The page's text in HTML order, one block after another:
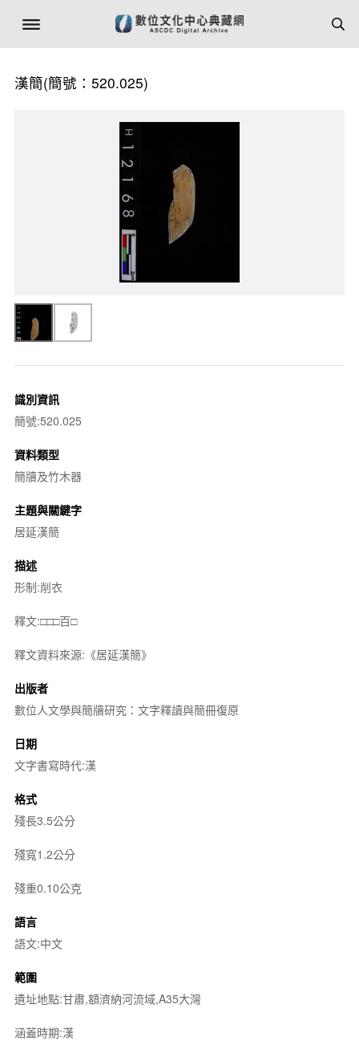
漢簡(簡號：520.025)
識別資訊
簡號:520.025
資料類型
簡牘及竹木器
主題與關鍵字
居延漢簡
描述
形制:削衣
釋文:□□□百□
釋文資料來源:《居延漢簡》
出版者
數位人文學與簡牘研究：文字釋讀與簡冊復原
日期
文字書寫時代:漢
格式
殘長3.5公分
殘寬1.2公分
殘重0.10公克
語言
語文:中文
範圍
遺址地點:甘肅,額濟納河流域,A35大灣
涵蓋時期:漢